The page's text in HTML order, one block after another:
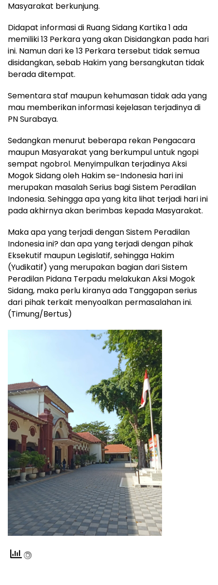
Masyarakat berkunjung.
Didapat informasi di Ruang Sidang Kartika 1 ada
memiliki 13 Perkara yang akan Disidangkan pada hari
ini. Namun dari ke 13 Perkara tersebut tidak semua
disidangkan, sebab Hakim yang bersangkutan tidak
berada ditempat.
Sementara staf maupun kehumasan tidak ada yang
mau memberikan informasi kejelasan terjadinya di
PN Surabaya.
Sedangkan menurut beberapa rekan Pengacara
maupun Masyarakat yang berkumpul untuk ngopi
sempat ngobrol. Menyimpulkan terjadinya Aksi
Mogok Sidang oleh Hakim se-Indonesia hari ini
merupakan masalah Serius bagi Sistem Peradilan
Indonesia. Sehingga apa yang kita lihat terjadi hari ini
pada akhirnya akan berimbas kepada Masyarakat.
Maka apa yang terjadi dengan Sistem Peradilan
Indonesia ini? dan apa yang terjadi dengan pihak
Eksekutif maupun Legislatif, sehingga Hakim
(Yudikatif) yang merupakan bagian dari Sistem
Peradilan Pidana Terpadu melakukan Aksi Mogok
Sidang, maka perlu kiranya ada Tanggapan serius
dari pihak terkait menyoalkan permasalahan ini.
(Timung/Bertus)